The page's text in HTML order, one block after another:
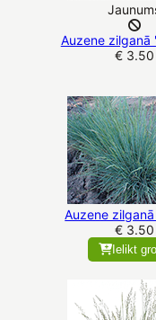
Auzene zilganā
€ 3.50
Auzene
€ 3.50
Ielikt